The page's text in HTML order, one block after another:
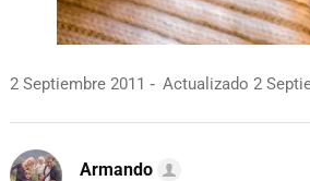
2 Septiembre 2011 Actualizado 2
Armando